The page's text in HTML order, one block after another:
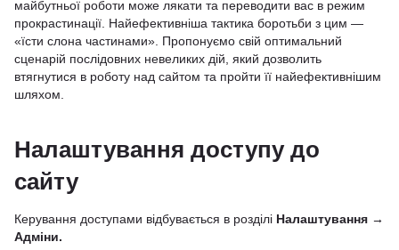
майбутньої роботи може лякати та переводити вас в режим
прокрастинації. Найефективніша тактика боротьби з цим —
«їсти слона частинами». Пропонуємо свій оптимальний
сценарій послідовних невеликих дій, який дозволить
втягнутися в роботу над сайтом та пройти її найефективнішим
шляхом.
Налаштування доступу до
сайту
Керування доступами відбувається в розділі Налаштування →
Адміни.